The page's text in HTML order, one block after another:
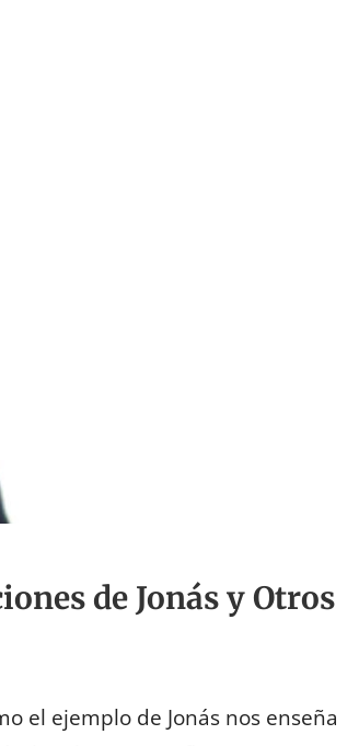
de Jonás y Otros
el ejemplo de Jonás nos enseña